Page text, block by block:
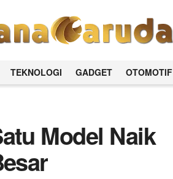
TEKNOLOGI GADGET OTOMOTIF
Model Naik